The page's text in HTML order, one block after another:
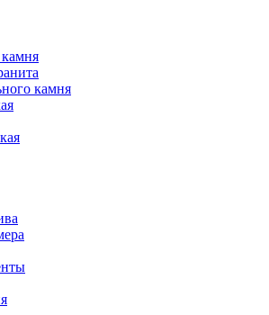
камня